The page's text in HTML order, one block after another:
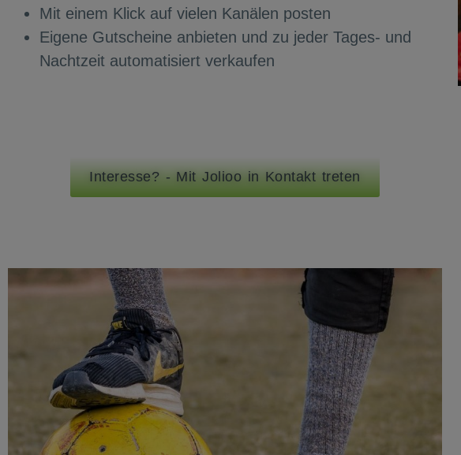
Mit einem Klick auf vielen Kanälen posten
Eigene Gutscheine anbieten und zu jeder Tages- und
Nachtzeit automatisiert verkaufen
Interesse? - Mit Jolioo in Kontakt treten